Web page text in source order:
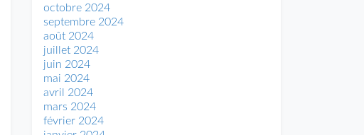
octobre 2024
septembre 2024
août 2024
juillet 2024
juin 2024
mai 2024
avril 2024
mars 2024
février 2024